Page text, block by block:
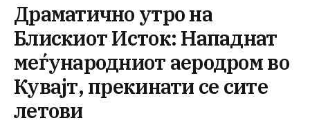
Драматично утро на
Блискиот Исток: Нападнат
меѓународниот аеродром во
Кувајт, прекинати се сите
летови